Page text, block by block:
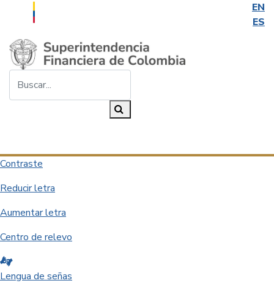
EN
ES
Saltar al contenido principal
Contraste
Reducir letra
Aumentar letra
Centro de relevo
Lengua de señas